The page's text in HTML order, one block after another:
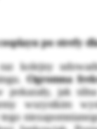
po strefy
kolejny
Ogromna
pokazały, jak
wszystkim